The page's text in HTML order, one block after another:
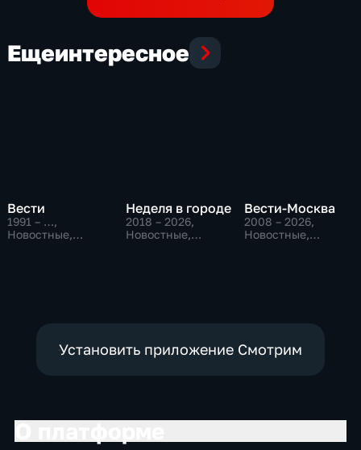
Ещеинтересное
Вести
1991 – …,
Новостные,
Неделя в городе
2018 – 2026,
Новостные,
Вести-Москва
2008 – 2026,
Новостные,
Установить приложение Смотрим